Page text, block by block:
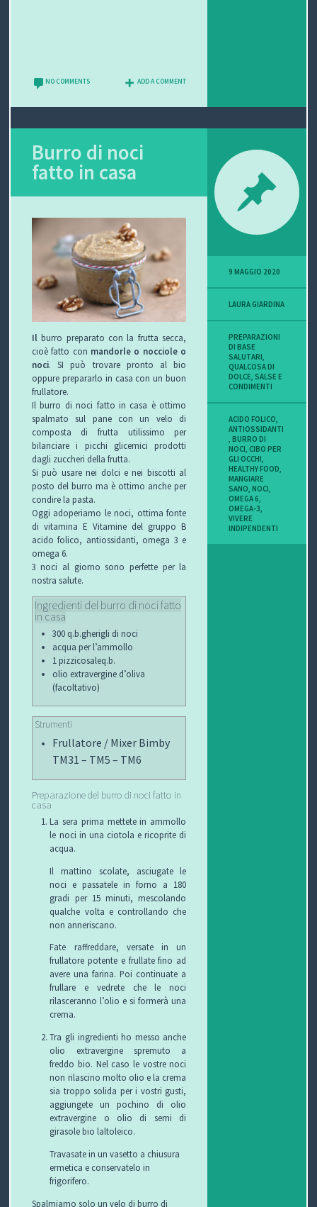
NO COMMENTS ADD A COMMENT
Burro di noci
fatto in casa
Il burro preparato con la frutta secca,
cioè fatto con mandorle o nocciole o
noci. SI può trovare pronto al bio
oppure prepararlo in casa con un buon
frullatore.
Il burro di noci fatto in casa è ottimo
spalmato sul pane con un velo di
composta di frutta utilissimo per
bilanciare i picchi glicemici prodotti
dagli zuccheri della frutta.
Si può usare nei dolci e nei biscotti al
posto del burro ma è ottimo anche per
condire la pasta.
Oggi adoperiamo le noci, ottima fonte
di vitamina E Vitamine del gruppo B
acido folico, antiossidanti, omega 3 e
omega 6.
3 noci al giorno sono perfette per la
nostra salute.
Ingredienti del burro di noci fatto
in casa
300 q.b.gherigli di noci
acqua per l’ammollo
1 pizzicosaleq.b.
olio extravergine d’oliva
(facoltativo)
Strumenti
Frullatore / Mixer Bimby
TM31 – TM5 – TM6
Preparazione del burro di noci fatto in
casa
La sera prima mettete in ammollo
le noci in una ciotola e ricoprite di
acqua.
Il mattino scolate, asciugate le
noci e passatele in forno a 180
gradi per 15 minuti, mescolando
qualche volta e controllando che
non anneriscano.
Fate raffreddare, versate in un
frullatore potente e frullate fino ad
avere una farina. Poi continuate a
frullare e vedrete che le noci
rilasceranno l’olio e si formerà una
crema.
Tra gli ingredienti ho messo anche
olio extravergine spremuto a
freddo bio. Nel caso le vostre noci
non rilascino molto olio e la crema
sia troppo solida per i vostri gusti,
aggiungete un pochino di olio
extravergine o olio di semi di
girasole bio laltoleico.
Travasate in un vasetto a chiusura
ermetica e conservatelo in
frigorifero.
Spalmiamo solo un velo di burro di
9 MAGGIO 2020
LAURA GIARDINA
PREPARAZIONI
DI BASE
SALUTARI,
QUALCOSA DI
DOLCE,SALSE E
CONDIMENTI
ACIDO FOLICO,
ANTIOSSIDANTI
,BURRO DI
NOCI, CIBO PER
GLI OCCHI,
HEALTHY FOOD,
MANGIARE
SANO,NOCI,
OMEGA 6,
OMEGA-3,
VIVERE
INDIPENDENTI